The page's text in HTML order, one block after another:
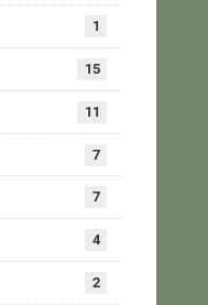
1
15
11
7
7
4
2